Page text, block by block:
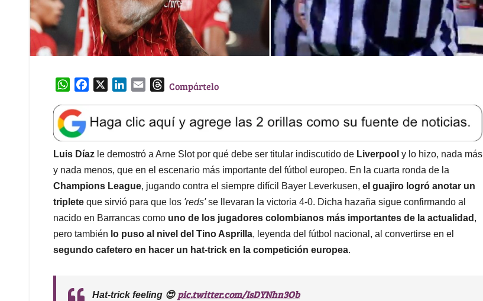
W
a
t
s
A
p
p
e
b
o
o
k
k
e
d
I
n
l
T
e
a
d
s
Compártelo
Luis Díaz le demostró a Arne Slot por qué debe ser titular indiscutido de Liverpool y lo hizo, nada más
y nada menos, que en el escenario más importante del fútbol europeo. En la cuarta ronda de la
Champions League, jugando contra el siempre difícil Bayer Leverkusen, el guajiro logró anotar un
triplete que sirvió para que los 'reds'se llevaran la victoria 4-0. Dicha hazaña sigue confirmando al
nacido en Barrancas como uno de los jugadores colombianos más importantes de la actualidad ,
pero también lo puso al nivel del Tino Asprilla, leyenda del fútbol nacional, al convertirse en el
segundo cafetero en hacer un hat-trick en la competición europea.
Hat-trick feeling 😍 pic.twitter.com/IsDYNhn3Ob